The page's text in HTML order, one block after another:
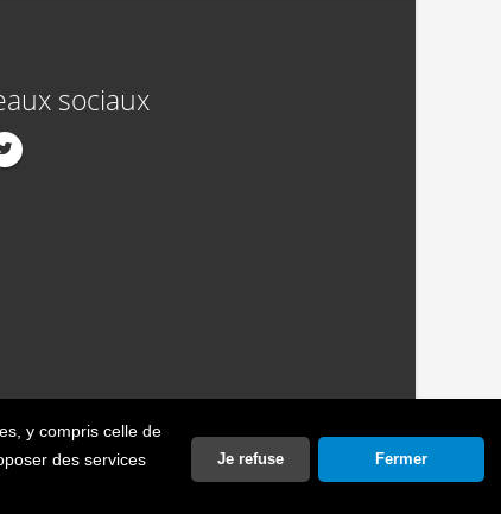
, y compris celle de
des services
Je refuse Fermer
sociaux
Politique de confidentialité